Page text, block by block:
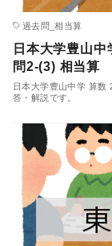
過去問_相当算
日本大学豊山
問2-(3) 相当算
日本大学豊山中学 算数
答・解説です。